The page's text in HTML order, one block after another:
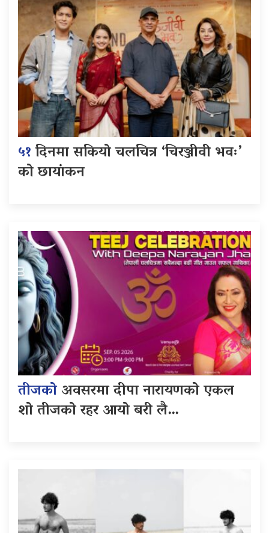
५१दिनमा सकियो चलचित्र ‘चिरञ्जीवी भवः’
को छायांकन
तीजकोअवसरमा दीपा नारायणको एकल
शो तीजको रहर आयो बरी लै…